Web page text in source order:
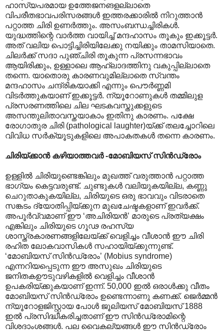
ഹാസ്യപരമായ ഉത്തേജനങളല്ലാതെ
വിപരീതഭാവപരിസരങ്ങൾ ഇത്തരക്കാരിൽ നിറുത്താൻ
പറ്റാത്ത ചിരി ഉണർത്തും. അസംബന്ധച്ചിരികൾ.
യുദ്ധത്തിന്റെ വാർത്ത വായിച്ച് മന്ദഹാ‍സം തൂകും ഇക്കൂട്ടർ.
അത് വലിയ പൊട്ടിച്ചിരിയിലേക്കു നയിക്കും താമസിയാതെ.
ചിലർക്ക് സദാ പുഞ്ചിരി തൂകുന്ന പ്രസന്നഭാവം
ആയിരിക്കും, ഉള്ളാലെ ആഹ്ലാദത്തിനു വകുപ്പില്ലാതെ
തന്നെ. യാ‍തൊരു കാരണവുമില്ലാതെ സ്വന്തം
മന്ദഹാ‍സം ചന്ദ്രികയാക്കി എന്നും പൌർണ്ണമി
വിടർത്തുകയാണ് ഇക്കൂട്ടർ. ന്യൂറോണുകൾ തമ്മിലുള
പ്രസരണത്തിലെ ചില ഘടകവസ്തുക്കളുടെ
അസന്തുലിതാവസ്തയാകാം ഇതിനു കാരണം. പക്ഷേ
രോഗാതുര ചിരി (pathological laughter)യ്ക്ക് തലച്ചോറിലെ
വിവിധ സർക്യൂടുകളിലെ അപാകതകൾ തന്നെ കാരണം.
ചിരിയ്ക്കാൻ കഴിയാത്തവർ -മോബിയസ് സിൻഡ്രോം
ഉള്ളിൽ ചിരിയുണ്ടെങ്കിലും മുഖത്ത് വരുത്താൻ പറ്റാത്ത
ഭാഗ്യം കെട്ടവരുണ്ട്. ചുണ്ടുകൾ വലിയുകയില്ല, കണ്ണു
ചെറുതാകുകയില്ല, ചിരിയുടെ ഒരു ഭാവവും വിടരാതെ
സങ്കടം ദ്യോതിപ്പിയ്ക്കുന മുഖചേഷ്ടകളാണ് ഇവർക്ക്.
അപൂർവ്വമാണ് ഈ ‘അചിരിയൻ’ മാരുടെ പ്രത്യക്ഷം
എങ്കിലും ചിരിയുടെ ഗൂഢ രഹസ്യ
ശാസ്ത്രകാരണങ്ങളിലേയ്ക്ക് വെളിച്ചം വീശാൻ ഈ ചിരി
രഹിത ലോകവാസികൾ സഹായിയ്ക്കുന്നുണ്ട്.
‘മോബിയസ് സിൻഡ്രോം’ (Mobius syndrome)
എന്നറിയപ്പെടുന്ന ഈ അസുഖം ചിരിയുടെ
ജനിതകഊടുവഴികളിൽ വെളിച്ചം വീശാൻ
ഉപകരിയ്ക്കുകയാണ് ഇന്ന്. 50,000 ഇൽ ഒരാൾക്കു വീതം
മോബിയസ് സിൻഡ്രോം ഉണ്ടെന്നാണു കണക്ക്. ജെർമ്മൻ
ന്യൂറോളജിസ്റ്റായ പോൾ ജൂലിയസ് മോബിയസ് 1888
ഇൽ പ്രസിദ്ധീകരിച്ചതാണ് ഈ സിൻഡ്രോമിന്റെ
വിശദാംശങ്ങൾ. പല വൈകല്യങ്ങൾ ഈ സിൻഡ്രോം